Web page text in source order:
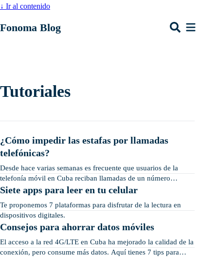
↓ Ir al contenido
Fonoma Blog
Tutoriales
¿Cómo impedir las estafas por llamadas
telefónicas?
Desde hace varias semanas es frecuente que usuarios de la
telefonía móvil en Cuba reciban llamadas de un número
internacional desconocido.
Siete apps para leer en tu celular
Te proponemos 7 plataformas para disfrutar de la lectura en
dispositivos digitales.
Consejos para ahorrar datos móviles
El acceso a la red 4G/LTE en Cuba ha mejorado la calidad de la
conexión, pero consume más datos. Aquí tienes 7 tips para